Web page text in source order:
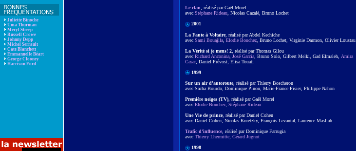
Juliette Binoche
Uma Thurman
Meryl Streep
Russell Crowe
Johnny Depp
Michel Serrault
Cate Blanchett
Emmanuelle Béart
George Clooney
Harrison Ford
Le clan , réalisé par Gaël Morel
avec Stéphane Rideau , Nicolas Cazalé, Bruno Lochet
2001
La Faute à Voltaire, réalisé par Abdel Kechiche
avec Sami Bouajila Elodie Bouchez , Bruno Lochet, Virginie Darmon, Olivier Loustau
La Vérité si je mens! 2 , réalisé par Thomas Gilou
avec Richard Anconina José Garcia , Bruno Solo, Gilbert Melki, Gad Elmaleh, Amira
Casar, Daniel Prévost, Elisa Touati
1999
Sur un air d'autoroute, réalisé par Thierry Boscheron
avec Sacha Bourdo, Dominique Pinon, Marie-France Pisier, Philippe Nahon
Première neiges (TV), réalisé par Gaël Morel
avec Elodie Bouchez, Stéphane Rideau
Une Vie de prince, réalisé par Daniel Cohen
avec Daniel Cohen, Nicolas Koretzky, François Levantal, Laurence Masliah
Trafic d'influence, réalisé par Dominique Farrugia
avec Thierry Lhermitte, Gérard Jugnot
1998